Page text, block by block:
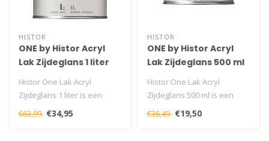
HISTOR
ONE by Histor Acryl
Lak Zijdeglans 1 liter
Histor One Lak Acryl
Zijdeglans 1 liter is een
extra dekkende, krasvaste
en niet..
€63,99 €34,95
HISTOR
ONE by Histor Acryl
Lak Zijdeglans 500 ml
Histor One Lak Acryl
Zijdeglans 500 ml is een
extra dekkende, krasvaste
en niet ..
€36,49 €19,50